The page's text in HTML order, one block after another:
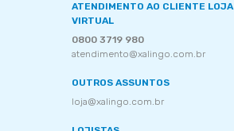
ATENDIMENTO AO CLIENTE LOJA
VIRTUAL
0800 3719 980
atendimento@xalingo.com.br
OUTROS ASSUNTOS
loja@xalingo.com.br